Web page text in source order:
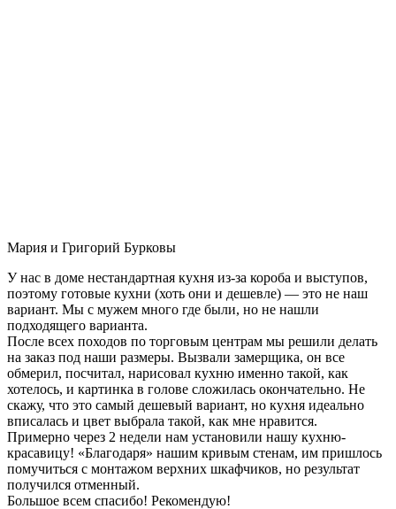
Мария и Григорий Бурковы
У нас в доме нестандартная кухня из-за короба и выступов,
поэтому готовые кухни (хоть они и дешевле) — это не наш
вариант. Мы с мужем много где были, но не нашли
подходящего варианта.
После всех походов по торговым центрам мы решили делать
на заказ под наши размеры. Вызвали замерщика, он все
обмерил, посчитал, нарисовал кухню именно такой, как
хотелось, и картинка в голове сложилась окончательно. Не
скажу, что это самый дешевый вариант, но кухня идеально
вписалась и цвет выбрала такой, как мне нравится.
Примерно через 2 недели нам установили нашу кухню-
красавицу! «Благодаря» нашим кривым стенам, им пришлось
помучиться с монтажом верхних шкафчиков, но результат
получился отменный.
Большое всем спасибо! Рекомендую!